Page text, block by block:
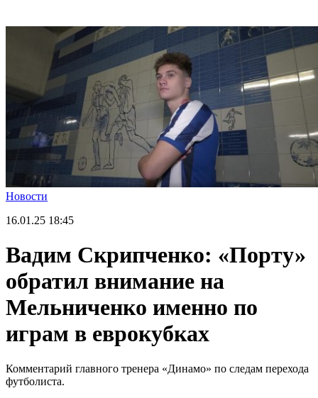
Новости
16.01.25 18:45
Вадим Скрипченко: «Порту»
обратил внимание на
Мельниченко именно по
играм в еврокубках
Комментарий главного тренера «Динамо» по следам перехода
футболиста.